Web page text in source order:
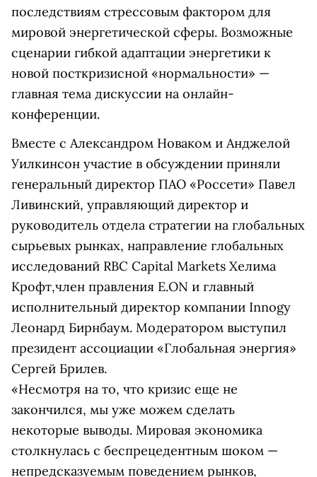
последствиям стрессовым фактором для
мировой энергетической сферы. Возможные
сценарии гибкой адаптации энергетики к
новой посткризисной «нормальности» —
главная тема дискуссии на онлайн-
конференции.
Вместе с Александром Новаком и Анджелой
Уилкинсон участие в обсуждении приняли
генеральный директор ПАО «Россети» Павел
Ливинский, управляющий директор и
руководитель отдела стратегии на глобальных
сырьевых рынках, направление глобальных
исследований RBC Capital Markets Хелима
Крофт,член правления E.ON и главный
исполнительный директор компании Innogy
Леонард Бирнбаум. Модератором выступил
президент ассоциации «Глобальная энергия»
Сергей Брилев.
«Несмотря на то, что кризис еще не
закончился, мы уже можем сделать
некоторые выводы. Мировая экономика
столкнулась с беспрецедентным шоком —
непредсказуемым поведением рынков,